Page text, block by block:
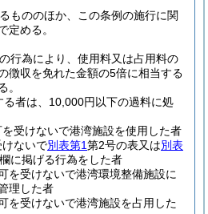
もののほか、この条例の施行に関
定める。
行為により、使用料又は占用料の
徴収を免れた金額の5倍に相当する
。
る者は、10,000円以下の過料に処
受けないで港湾施設を使用した者
ないで別表第1第2号の表又は別表
に掲げる行為をした者
を受けないで港湾環境整備施設に
理した者
を受けないで港湾施設を占用した